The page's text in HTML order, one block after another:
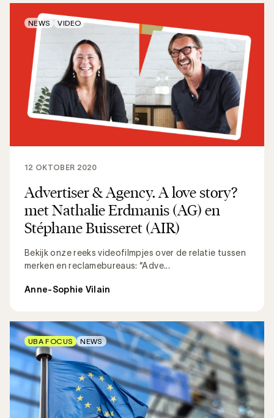
Advertiser & Agency. A love story?
met Nathalie Erdmanis (AG) en
Stéphane Buisseret (AIR)
Bekijk onze reeks videofilmpjes over de relatie tussen
merken en reclamebureaus: “Adve...
12 OKTOBER 2020
Anne-Sophie Vilain
NEWS VIDEO
UBA FOCUS NEWS